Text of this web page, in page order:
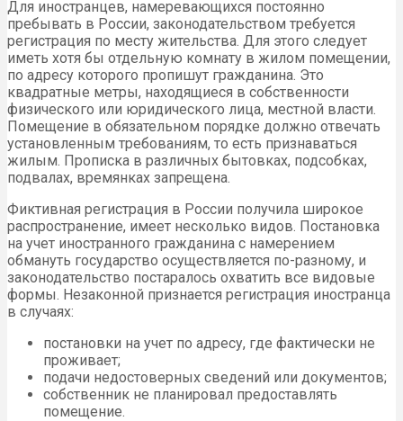
Для иностранцев, намеревающихся постоянно
пребывать в России, законодательством требуется
регистрация по месту жительства. Для этого следует
иметь хотя бы отдельную комнату в жилом помещении,
по адресу которого пропишут гражданина. Это
квадратные метры, находящиеся в собственности
физического или юридического лица, местной власти.
Помещение в обязательном порядке должно отвечать
установленным требованиям, то есть признаваться
жилым. Прописка в различных бытовках, подсобках,
подвалах, времянках запрещена.
Фиктивная регистрация в России получила широкое
распространение, имеет несколько видов. Постановка
на учет иностранного гражданина с намерением
обмануть государство осуществляется по-разному, и
законодательство постаралось охватить все видовые
формы. Незаконной признается регистрация иностранца
в случаях:
постановки на учет по адресу, где фактически не
проживает;
подачи недостоверных сведений или документов;
собственник не планировал предоставлять
помещение.